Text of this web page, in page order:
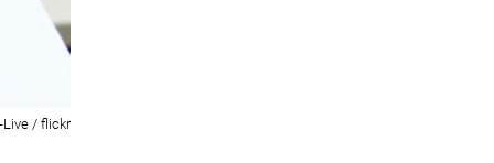
/ flickr